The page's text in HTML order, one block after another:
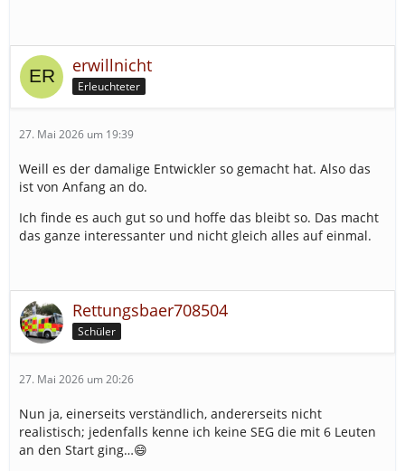
erwillnicht
Erleuchteter
27. Mai 2026 um 19:39
Weill es der damalige Entwickler so gemacht hat. Also das
ist von Anfang an do.
Ich finde es auch gut so und hoffe das bleibt so. Das macht
das ganze interessanter und nicht gleich alles auf einmal.
Rettungsbaer708504
Schüler
27. Mai 2026 um 20:26
Nun ja, einerseits verständlich, andererseits nicht
realistisch; jedenfalls kenne ich keine SEG die mit 6 Leuten
an den Start ging…😄